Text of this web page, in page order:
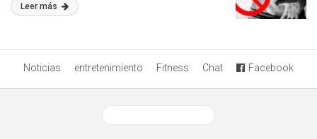
Leer más
Noticias entretenimiento Fitness Chat Facebook